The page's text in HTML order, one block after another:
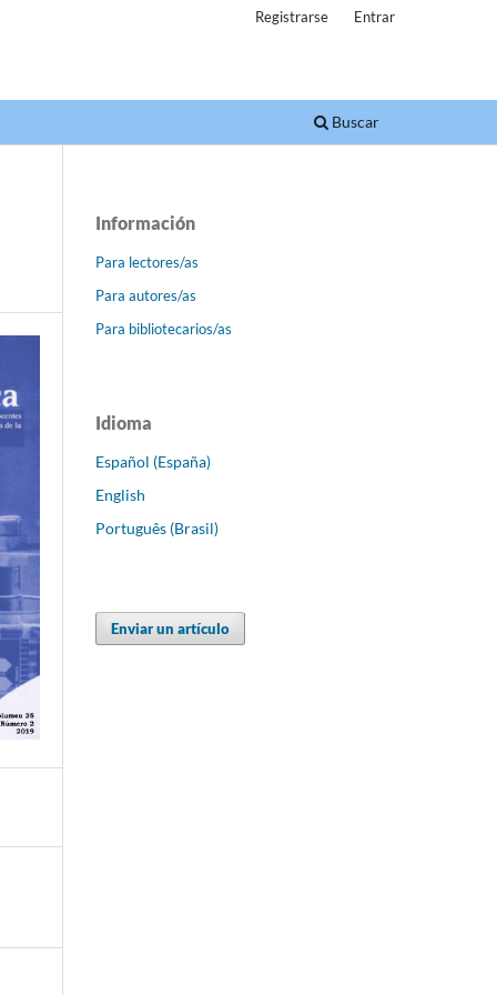
Buscar
Registrarse Entrar
Información
Para lectores/as
Para autores/as
Para bibliotecarios/as
Idioma
Español (España)
English
Português (Brasil)
Enviar un artículo